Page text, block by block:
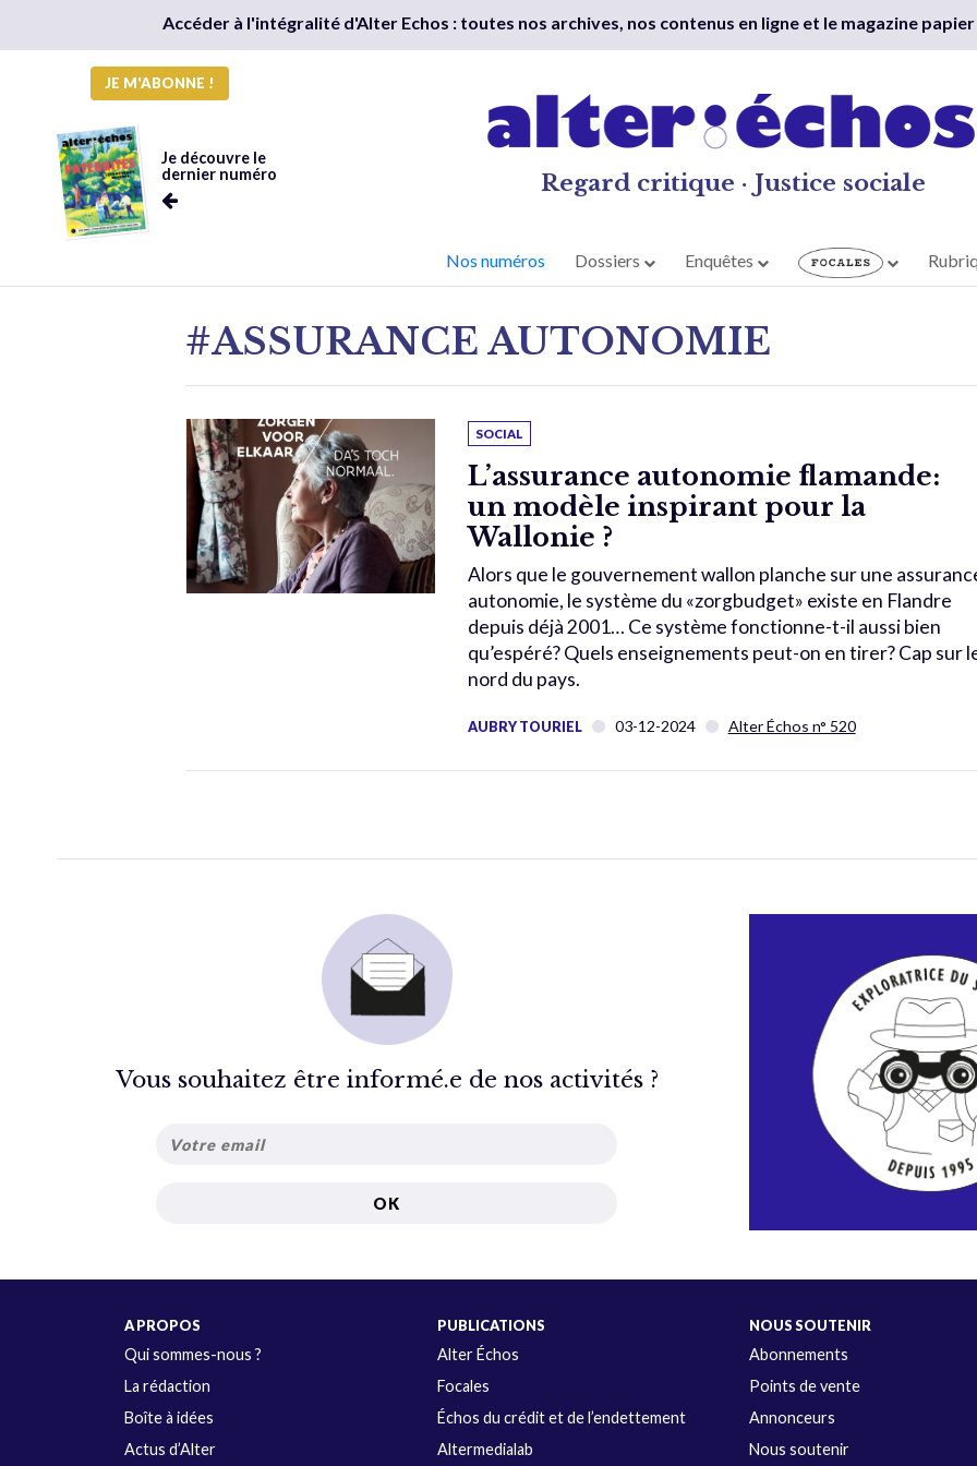
Accéder à l'intégralité d'Alter Echos : toutes nos archives, nos contenus en ligne et le magazine
JE M'ABONNE !
Je découvre le
dernier numéro
Regard critique · Justice sociale
Nos numéros Dossiers Enquêtes
#ASSURANCE AUTONOMIE
SOCIAL
L’assurance autonomie flamande:
un modèle inspirant pour la
Wallonie ?
Alors que le gouvernement wallon planche sur une
autonomie, le système du «zorgbudget» existe en Flandre
depuis déjà 2001… Ce système fonctionne-t-il aussi bien
qu’espéré? Quels enseignements peut-on en tirer? Cap sur
nord du pays.
AUBRY TOURIEL 03-12-2024 Alter Échos n° 520
Vous souhaitez être informé.e de nos activités ?
A PROPOS
Qui sommes-nous ?
La rédaction
Boîte à idées
Actus d’Alter
PUBLICATIONS
Alter Échos
Focales
Échos du crédit et de l’endettement
Altermedialab
NOUS SOUTENIR
Abonnements
Points de vente
Annonceurs
Nous soutenir